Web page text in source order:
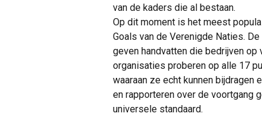
van de kaders die al bestaan.
Op dit moment is het meest
Goals van de Verenigde Naties.
geven handvatten die bedrijven
organisaties proberen op alle 17
waaraan ze echt kunnen bijdragen
en rapporteren over de voortgang
universele standaard.